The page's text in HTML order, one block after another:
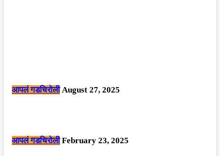
आपलं गडचिरोली August 27, 2025
आपलं गडचिरोली February 23, 2025